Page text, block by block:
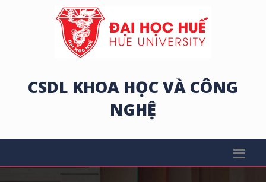
CSDL KHOA HỌC VÀ CÔNG
NGHỆ